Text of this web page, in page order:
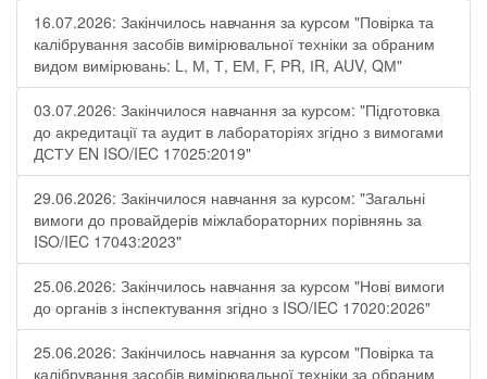
16.07.2026: Закінчилось навчання за курсом "Повірка та
калібрування засобів вимірювальної техніки за обраним
видом вимірювань: L, М, Т, ЕМ, F, РR, ІR, АUV, QМ"
03.07.2026: Закінчилося навчання за курсом: "Підготовка
до акредитації та аудит в лабораторіях згідно з вимогами
ДСТУ EN ISO/IEC 17025:2019"
29.06.2026: Закінчилося навчання за курсом: "Загальні
вимоги до провайдерів міжлабораторних порівнянь за
ISO/IEC 17043:2023"
25.06.2026: Закінчилось навчання за курсом "Нові вимоги
до органів з інспектування згідно з ISO/IEC 17020:2026"
25.06.2026: Закінчилось навчання за курсом "Повірка та
калібрування засобів вимірювальної техніки за обраним